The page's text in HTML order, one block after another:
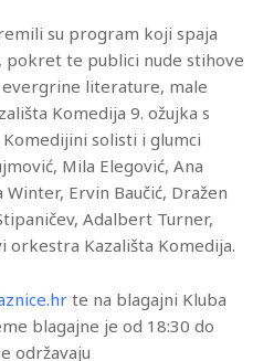
su program koji spaja
pokret te publici nude stihove
evergrine literature, male
Komedija 9. ožujka s
solisti i glumci
Mila Elegović, Ana
Ervin Baučić, Dražen
Adalbert Turner,
orkestra Kazališta Komedija.
te na blagajni Kluba
blagajne je od 18:30 do
održavaju